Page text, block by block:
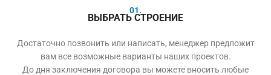
01.
ВЫБРАТЬ СТРОЕНИЕ
Достаточно позвонить или написать, менеджер предложит
вам все возможные варианты наших проектов.
До дня заключения договора вы можете вносить любые